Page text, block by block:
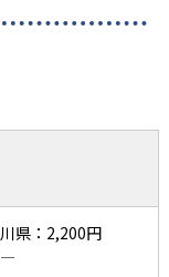
県：2,200円
―